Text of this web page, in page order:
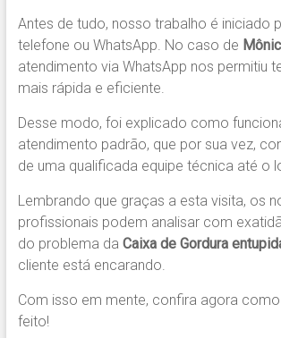
Antes de tudo, nosso trabalho é iniciado
telefone ou WhatsApp. No caso de
atendimento via WhatsApp nos permitiu
mais rápida e eficiente.
Desse modo, foi explicado como
atendimento padrão, que por sua vez,
de uma qualificada equipe técnica até o
Lembrando que graças a esta visita, os
profissionais podem analisar com
do problema da Caixa de Gordura
cliente está encarando.
Com isso em mente, confira agora
feito!